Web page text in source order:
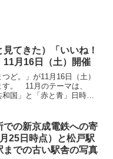
見てきた）「いいね！
11月16日（土）開催
つど。」が11月16日（土）
す。 11月のテーマは、
和国」と「赤と青」日時：
での新京成電鉄への寄
25日時点）と松戸駅
までの古い駅舎の写真